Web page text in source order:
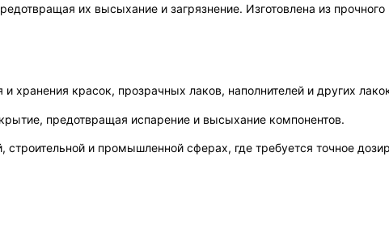
их высыхание и загрязнение. Изготовлена из
хранения красок, прозрачных лаков, наполнителей и других
предотвращая испарение и высыхание компонентов.
строительной и промышленной сферах, где требуется точное